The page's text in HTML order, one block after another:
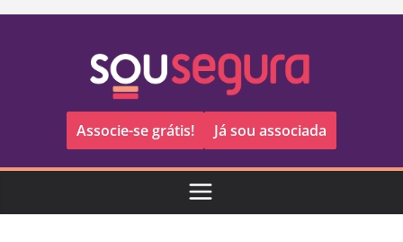
Pular
Associe-se grátis! Já sou associada